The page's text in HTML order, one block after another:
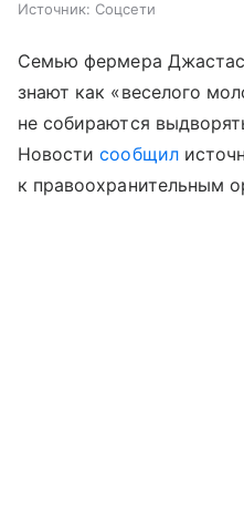
Источник: Соцсети
Семью фермера
знают как «веселого
не собираются
Новостисообщил
к правоохранительным